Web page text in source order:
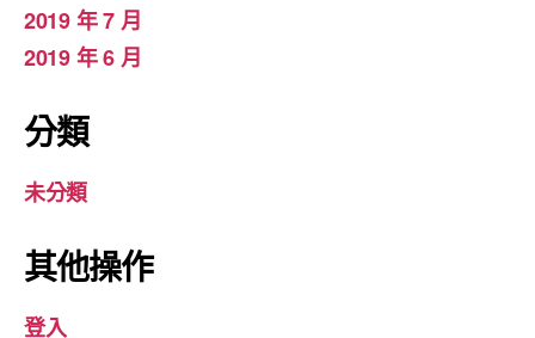
2019 年 7 月
2019 年 6 月
分類
未分類
其他操作
登入